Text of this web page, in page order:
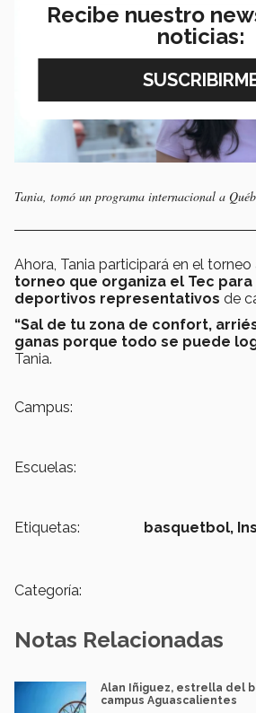
Tania, tomó un programa internacional a
Ahora, Tania participará en el torneo
torneo que organiza el Tec
deportivos representativos de
“Sal de tu zona de confort,
ganas porque todo se puede
Tania.
Campus:
Escuelas:
Etiquetas: basquetbol,
Categoría:
Notas Relacionadas
Alan Iñiguez, estrella del
campus Aguascalientes
Recibe nuestro
noticias: